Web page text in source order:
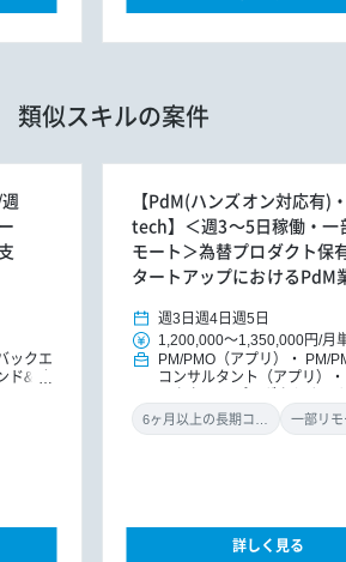
類似スキルの案件
ックエ
ド&バ
【PdM(ハンズオン対応有)
tech】＜週3～5日稼働・一
モート＞為替プロダクト保
タートアップにおけるPdM
週3日 週4日 週5日
1,200,000～1,350,000円/月
PM/PMO（アプリ）
PM/
コンサルタント（アプリ）
ダクトマネジャー
一部リモ
詳しく見る